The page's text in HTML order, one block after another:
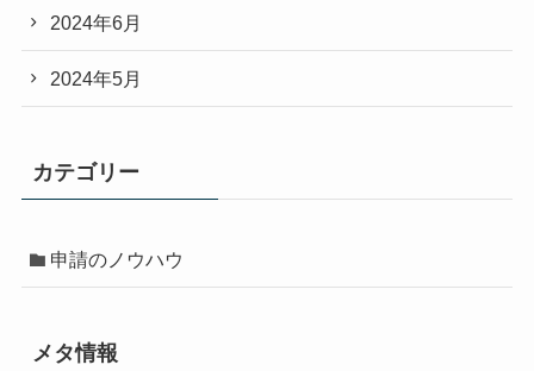
2024年6月
2024年5月
カテゴリー
申請のノウハウ
メタ情報